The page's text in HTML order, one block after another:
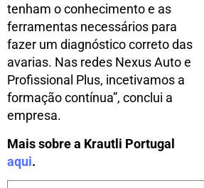
tenham o conhecimento e as
ferramentas necessários para
fazer um diagnóstico correto das
avarias. Nas redes Nexus Auto e
Profissional Plus, incetivamos a
formação contínua”, conclui a
empresa.
Mais sobre a Krautli Portugal
aqui.